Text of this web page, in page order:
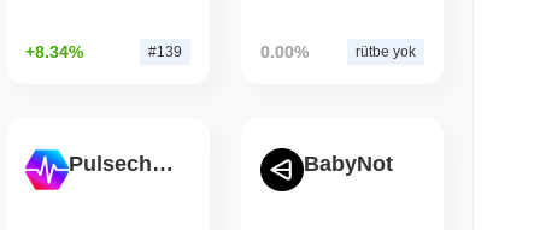
+8.34% #139 0.00% rütbe yok
Pulsechain BabyNot